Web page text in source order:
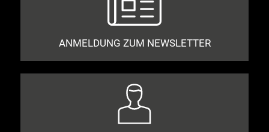
ANMELDUNG ZUM NEWSLETTER